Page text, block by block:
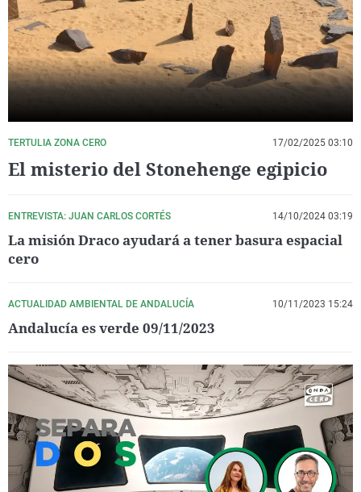
La rosa de los vientos
Gente viajera
Como el perro y el
Caso
Retornados
Equipo de
Operación Viuda
Extremadura
Galicia
La Rioja
Navarra
País Vasco
Virales
Televisión
Elecciones
TERTULIA ZONA CERO 17/02/2025 03:10
El misterio del Stonehenge egipicio
ENTREVISTA: JUAN CARLOS CORTÉS 14/10/2024 03:19
La misión Draco ayudará a tener basura espacial
cero
ACTUALIDAD AMBIENTAL DE ANDALUCÍA 10/11/2023 15:24
Andalucía es verde 09/11/2023